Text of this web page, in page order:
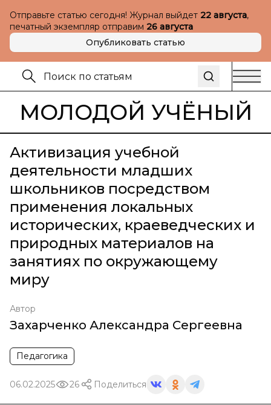
Отправьте статью сегодня! Журнал выйдет 22 августа,
печатный экземпляр отправим 26 августа
Опубликовать статью
МОЛОДОЙ УЧЁНЫЙ
Активизация учебной
деятельности младших
школьников посредством
применения локальных
исторических, краеведческих и
природных материалов на
занятиях по окружающему
миру
Автор
Захарченко Александра Сергеевна
Педагогика
06.02.2025 26 Поделиться